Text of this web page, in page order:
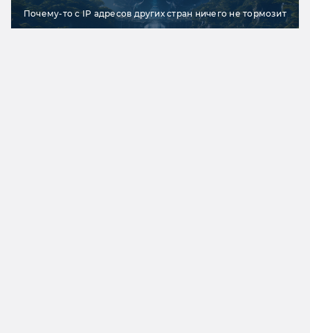
Почему-то с IP адресов других стран ничего не тормозит